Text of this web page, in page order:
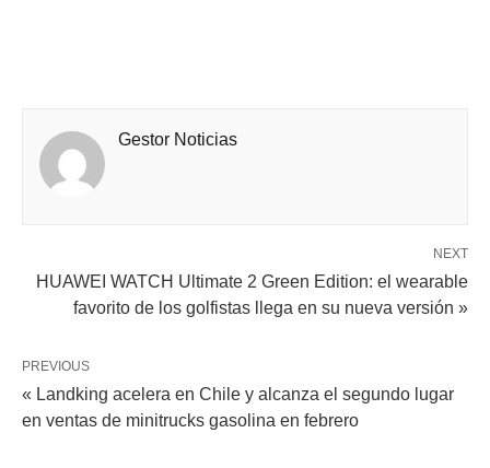
Gestor Noticias
NEXT
HUAWEI WATCH Ultimate 2 Green Edition: el wearable
favorito de los golfistas llega en su nueva versión »
PREVIOUS
« Landking acelera en Chile y alcanza el segundo lugar
en ventas de minitrucks gasolina en febrero